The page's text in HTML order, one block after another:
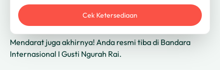
Cek Ketersediaan
Mendarat juga akhirnya! Anda resmi tiba di Bandara
Internasional I Gusti Ngurah Rai.